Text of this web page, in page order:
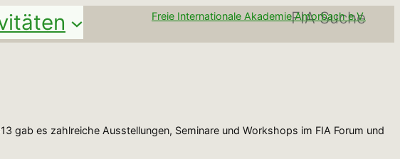
FIA Suche
Freie Internationale Akademie Amorbach e.V.
gab es zahlreiche Ausstellungen, Seminare und Workshops im FIA Forum und